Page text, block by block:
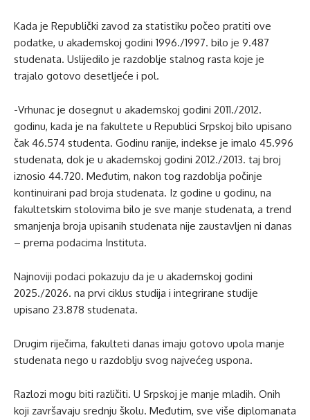
Kada je Republički zavod za statistiku počeo pratiti ove
podatke, u akademskoj godini 1996./1997. bilo je 9.487
studenata. Uslijedilo je razdoblje stalnog rasta koje je
trajalo gotovo desetljeće i pol.
-Vrhunac je dosegnut u akademskoj godini 2011./2012.
godinu, kada je na fakultete u Republici Srpskoj bilo upisano
čak 46.574 studenta. Godinu ranije, indekse je imalo 45.996
studenata, dok je u akademskoj godini 2012./2013. taj broj
iznosio 44.720. Međutim, nakon tog razdoblja počinje
kontinuirani pad broja studenata. Iz godine u godinu, na
fakultetskim stolovima bilo je sve manje studenata, a trend
smanjenja broja upisanih studenata nije zaustavljen ni danas
– prema podacima Instituta.
Najnoviji podaci pokazuju da je u akademskoj godini
2025./2026. na prvi ciklus studija i integrirane studije
upisano 23.878 studenata.
Drugim riječima, fakulteti danas imaju gotovo upola manje
studenata nego u razdoblju svog najvećeg uspona.
Razlozi mogu biti različiti. U Srpskoj je manje mladih. Onih
koji završavaju srednju školu. Međutim, sve više diplomanata